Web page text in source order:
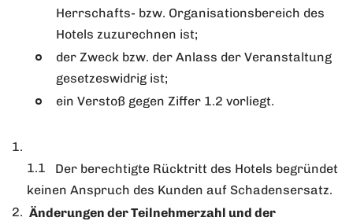
Herrschafts- bzw. Organisationsbereich des
Hotels zuzurechnen ist;
der Zweck bzw. der Anlass der Veranstaltung
gesetzeswidrig ist;
ein Verstoß gegen Ziffer 1.2 vorliegt.
Der berechtigte Rücktritt des Hotels begründet
keinen Anspruch des Kunden auf Schadensersatz.
Änderungen der Teilnehmerzahl und der